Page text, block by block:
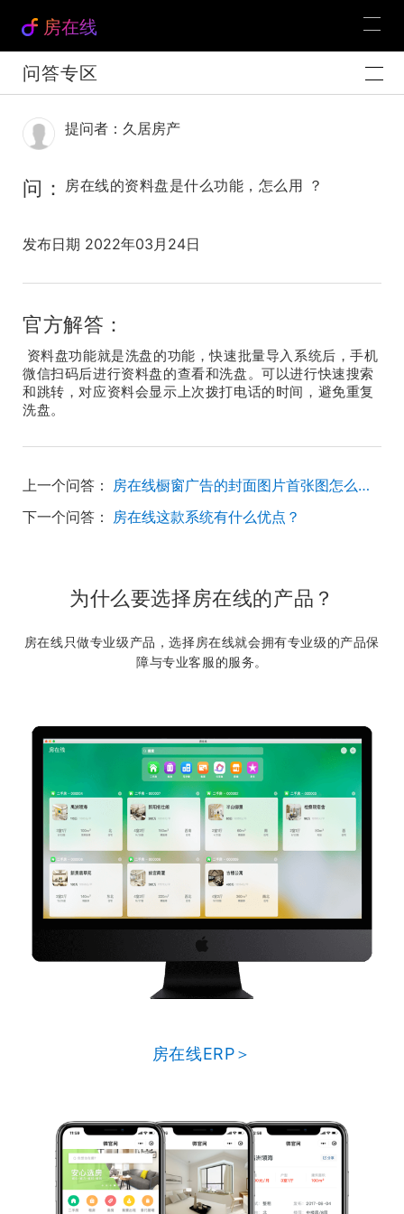
房在线
问答专区
提问者：久居房产
问： 房在线的资料盘是什么功能，怎么用 ？
发布日期 2022年03月24日
官方解答：
资料盘功能就是洗盘的功能，快速批量导入系统后，手机
微信扫码后进行资料盘的查看和洗盘。可以进行快速搜索
和跳转，对应资料会显示上次拨打电话的时间，避免重复
洗盘。
上一个问答：
房在线橱窗广告的封面图片首张图怎么更换？
下一个问答： 房在线这款系统有什么优点？
为什么要选择房在线的产品？
房在线只做专业级产品，选择房在线就会拥有专业级的产品保
障与专业客服的服务。
房在线ERP＞